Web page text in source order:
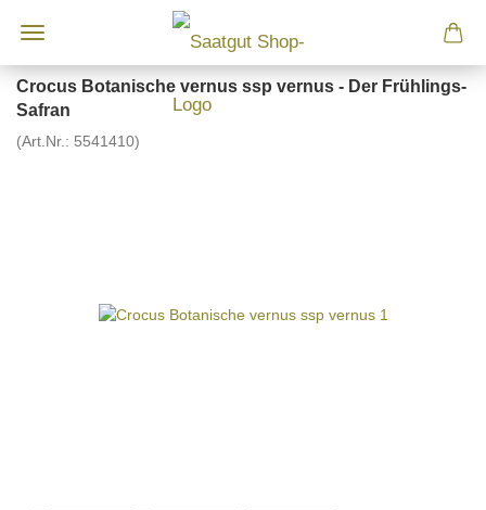
Crocus Botanische vernus ssp vernus - Der Frühlings-
Safran
(Art.Nr.: 5541410)